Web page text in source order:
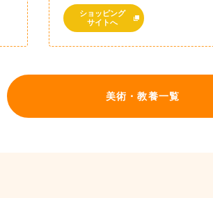
ショッピング
サイトへ
美術・教養一覧